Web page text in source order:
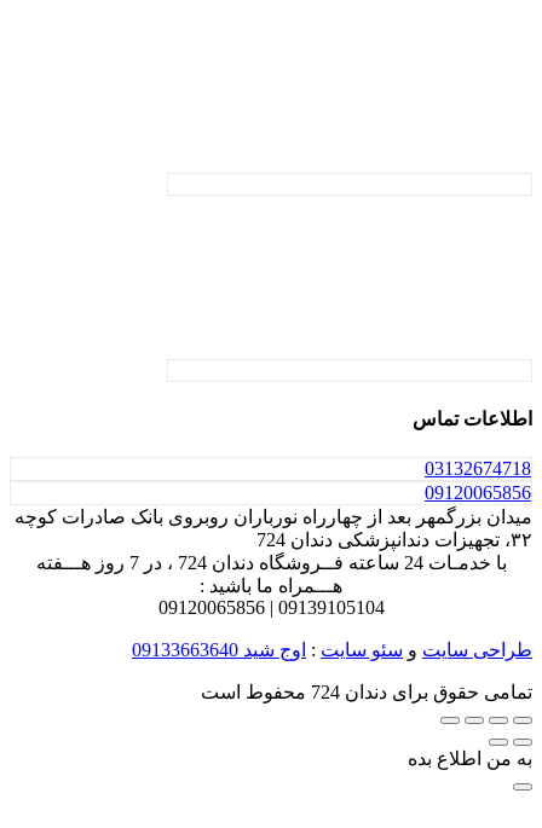
اطلاعات تماس
03132674718
09120065856
میدان بزرگمهر بعد از چهارراه نورباران روبروی بانک صادرات کوچه
۳۲، تجهیزات دندانپزشکی دندان 724
با خدمـات 24 ساعته فــروشگاه دندان 724 ، در 7 روز هـــفته
هـــمراه ما باشید :
09139105104 |
09120065856
طراحی سایت و سئو سایت : اوج شید 09133663640
تمامی حقوق برای دندان 724 محفوط است
به من اطلاع بده